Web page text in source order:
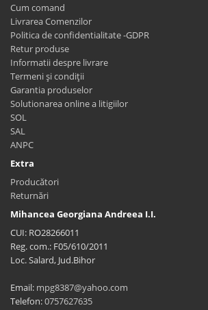
Cum comand
Livrarea Comenzilor
Politica de confidentialitate -GDPR
Retur produse
Informatii despre livrare
Termeni și condiții
Garantia produselor
Solutionarea online a litigiilor
SOL
SAL
ANPC
Extra
Producători
Returnări
Mihancea Georgiana Andreea I.I.
CUI: RO28266011
Reg. com.: F05/610/2011
Loc. Salard, Jud.Bihor
Email: mpg8387@yahoo.com
Telefon:0757627635